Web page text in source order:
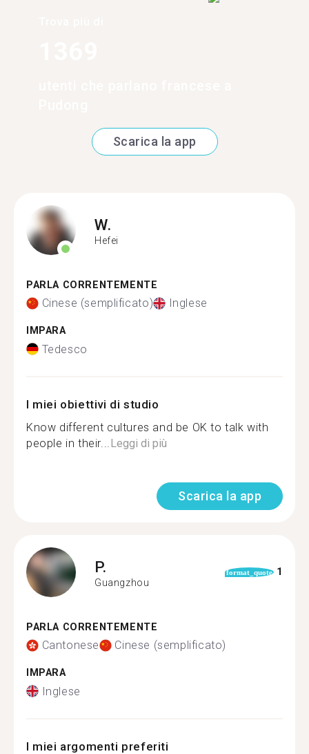
Scarica la app
W.
Hefei
PARLA CORRENTEMENTE
Cinese (semplificato) Inglese
IMPARA
Tedesco
I miei obiettivi di studio
Know different cultures and be OK to talk with
people in their... Leggi di più
Scarica la app
P.
Guangzhou
format_quote 1
PARLA CORRENTEMENTE
Cantonese Cinese (semplificato)
IMPARA
Inglese
I miei argomenti preferiti